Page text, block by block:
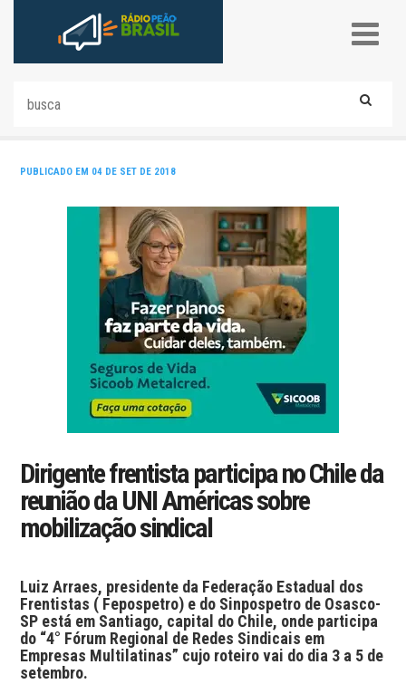
PUBLICADO EM 04 DE SET DE 2018
Dirigente frentista participa no Chile da
reunião da UNI Américas sobre
mobilização sindical
Luiz Arraes, presidente da Federação Estadual dos
Frentistas ( Fepospetro) e do Sinpospetro de Osasco-
SP está em Santiago, capital do Chile, onde participa
do “4° Fórum Regional de Redes Sindicais em
Empresas Multilatinas” cujo roteiro vai do dia 3 a 5 de
setembro.